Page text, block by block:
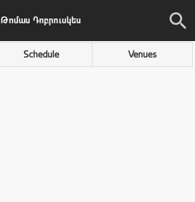
Թոմաս Դոբրուսկես
Schedule Venues